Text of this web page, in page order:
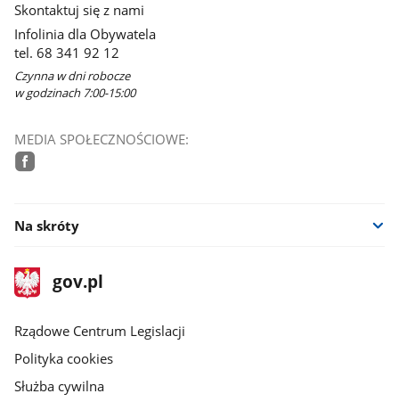
Skontaktuj się z nami
Infolinia dla Obywatela
tel. 68 341 92 12
Czynna w dni robocze
w godzinach 7:00-15:00
MEDIA SPOŁECZNOŚCIOWE:
Na skróty
stopka
gov.plStrona
gov.pl
Rządowe Centrum Legislacji
Polityka cookies
Służba cywilna